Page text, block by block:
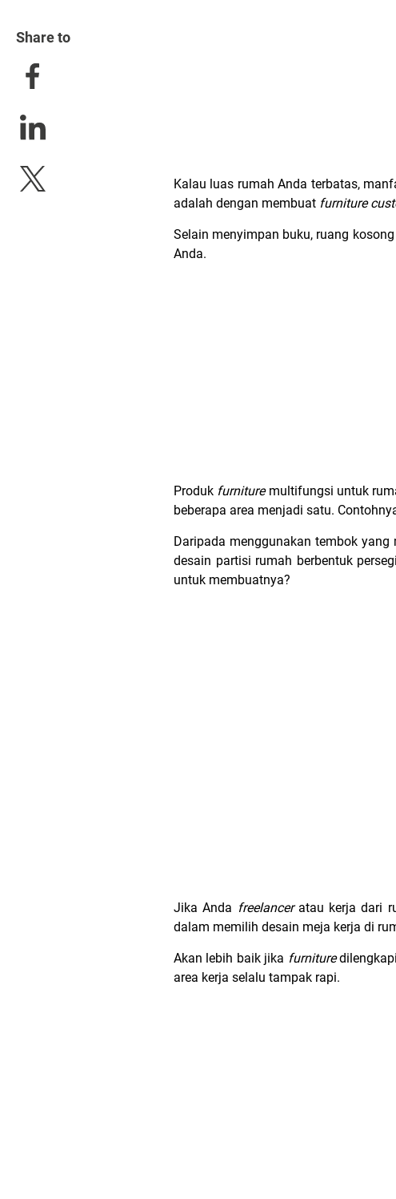
Kalau luas rumah Anda terbatas,
adalah dengan membuat furniture
Selain menyimpan buku, ruang
Anda.
Produk furniture multifungsi untuk
beberapa area menjadi satu.
Daripada menggunakan tembok
desain partisi rumah berbentuk
untuk membuatnya?
Jika Anda freelancer atau kerja dari
dalam memilih desain meja kerja di
Akan lebih baik jika furniture
area kerja selalu tampak rapi.
Share to